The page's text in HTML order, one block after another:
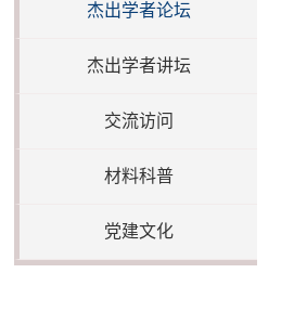
杰出学者论坛
杰出学者讲坛
交流访问
材料科普
党建文化